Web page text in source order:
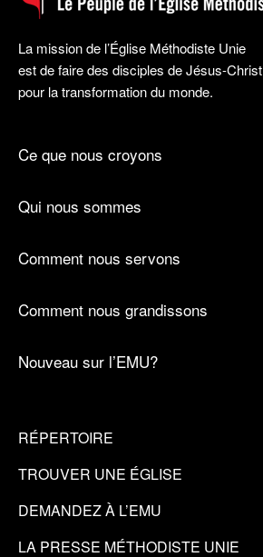
La mission de l’Église Méthodiste Unie
est de faire des disciples de Jésus-Christ
pour la transformation du monde.
Ce que nous croyons
Qui nous sommes
Comment nous servons
Comment nous grandissons
Nouveau sur l’EMU?
RÉPERTOIRE
TROUVER UNE ÉGLISE
DEMANDEZ À L’EMU
LA PRESSE MÉTHODISTE UNIE